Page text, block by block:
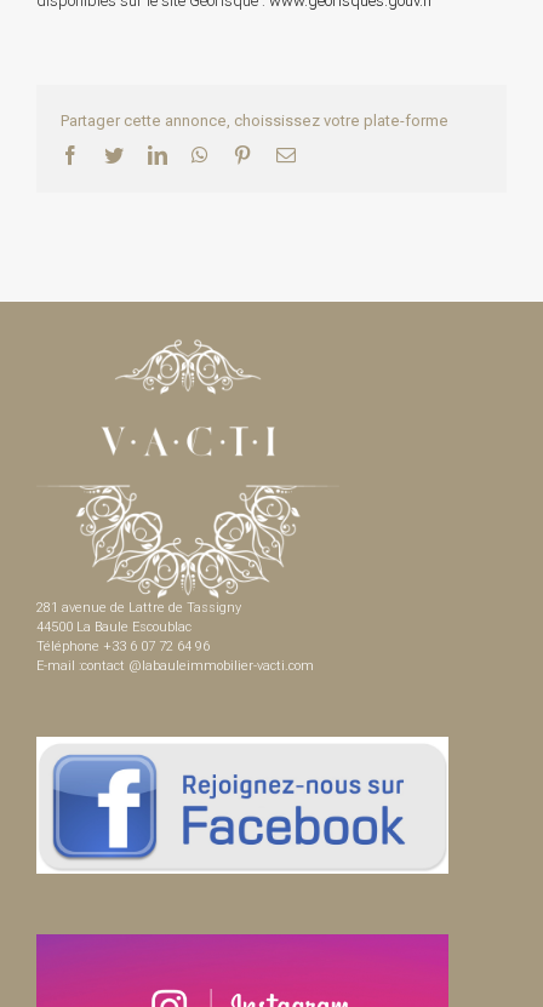
Partager cette annonce, choississez votre plate-forme
Facebook
TwitterLinkedInWhatsApp
PinterestEmail
281 avenue de Lattre de Tassigny
44500 La Baule Escoublac
Téléphone +33 6 07 72 64 96
E-mail :contact @labauleimmobilier-vacti.com